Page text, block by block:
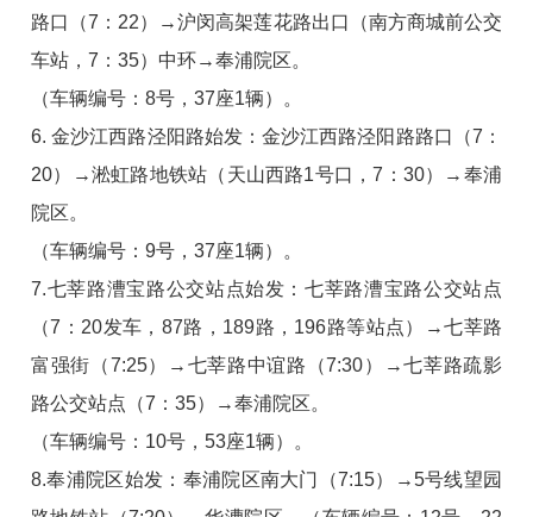
路口（7：22）→沪闵高架莲花路出口（南方商城前公交
车站，7：35）中环→奉浦院区。
（车辆编号：8号，37座1辆）。
6. 金沙江西路泾阳路始发：金沙江西路泾阳路路口（7：
20）→淞虹路地铁站（天山西路1号口，7：30）→奉浦
院区。
（车辆编号：9号，37座1辆）。
7.七莘路漕宝路公交站点始发：七莘路漕宝路公交站点
（7：20发车，87路，189路，196路等站点）→七莘路
富强街（7:25）→七莘路中谊路（7:30）→七莘路疏影
路公交站点（7：35）→奉浦院区。
（车辆编号：10号，53座1辆）。
8.奉浦院区始发：奉浦院区南大门（7:15）→5号线望园